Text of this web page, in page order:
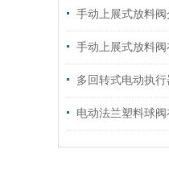
手动上展式放料阀